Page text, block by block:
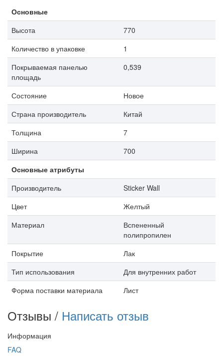
Основные
Высота
770
Количество в упаковке
1
Покрываемая панелью
площадь
0,539
Состояние
Новое
Страна производитель
Китай
Толщина
7
Ширина
700
Основные атрибуты
Производитель
Sticker Wall
Цвет
Желтый
Материал
Вспененный
полипропилен
Покрытие
Лак
Тип использования
Для внутренних работ
Форма поставки материала
Лист
Отзывы / Написать отзыв
Информация
FAQ